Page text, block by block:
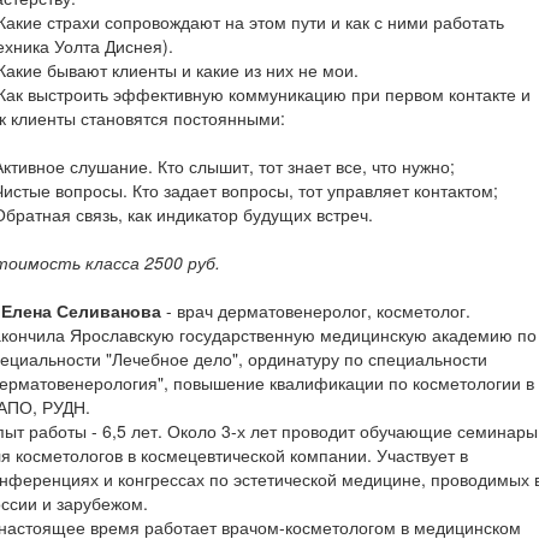
страхи сопровождают на этом пути и как с ними работать
Уолта Диснея).
бывают клиенты и какие из них не мои.
выстроить эффективную коммуникацию при первом контакте и
клиенты становятся постоянными:
слушание. Кто слышит, тот знает все, что нужно;
вопросы. Кто задает вопросы, тот управляет контактом;
связь, как индикатор будущих встреч.
класса 2500 руб.
Селиванова - врач дерматовенеролог, косметолог.
Ярославскую государственную медицинскую академию по
"Лечебное дело", ординатуру по специальности
повышение квалификации по косметологии в
РУДН.
работы - 6,5 лет. Около 3-х лет проводит обучающие семинары
косметологов в космецевтической компании. Участвует в
и конгрессах по эстетической медицине, проводимых
и зарубежом.
время работает врачом-косметологом в медицинском